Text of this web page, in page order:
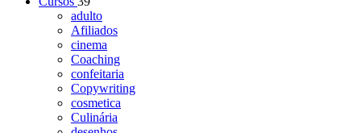
adulto
Afiliados
cinema
Coaching
confeitaria
Copywriting
cosmetica
Culinária